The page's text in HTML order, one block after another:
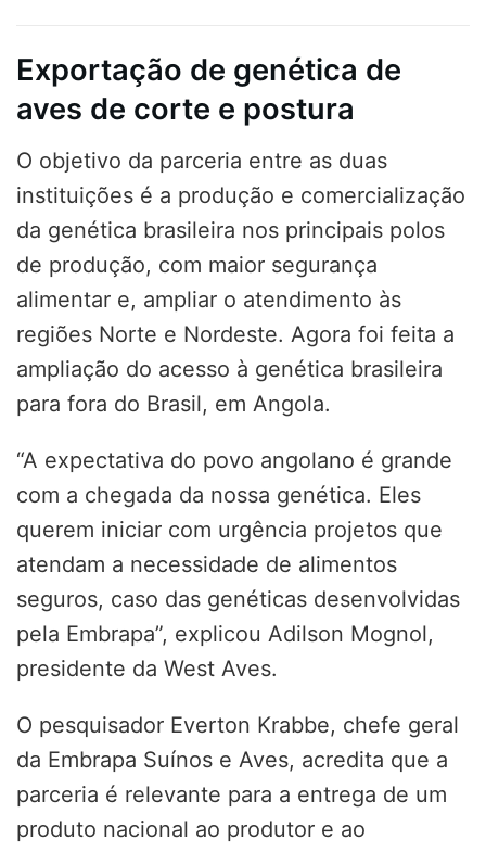
Exportação de genética de
aves de corte e postura
O objetivo da parceria entre as duas
instituições é a produção e comercialização
da genética brasileira nos principais polos
de produção, com maior segurança
alimentar e, ampliar o atendimento às
regiões Norte e Nordeste. Agora foi feita a
ampliação do acesso à genética brasileira
para fora do Brasil, em Angola.
“A expectativa do povo angolano é grande
com a chegada da nossa genética. Eles
querem iniciar com urgência projetos que
atendam a necessidade de alimentos
seguros, caso das genéticas desenvolvidas
pela Embrapa”, explicou Adilson Mognol,
presidente da West Aves.
O pesquisador Everton Krabbe, chefe geral
da Embrapa Suínos e Aves, acredita que a
parceria é relevante para a entrega de um
produto nacional ao produtor e ao